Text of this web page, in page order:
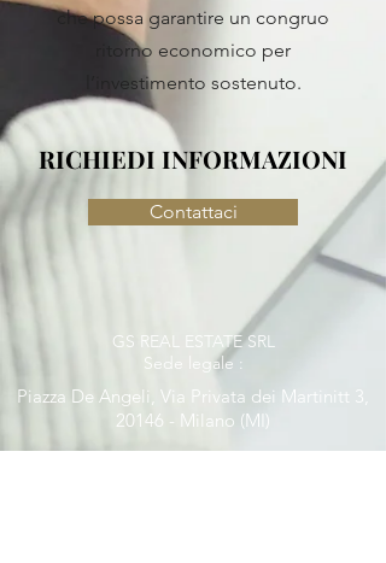
che possa garantire un congruo
ritorno economico per
l’investimento sostenuto.
RICHIEDI INFORMAZIONI
Contattaci
GS REAL ESTATE SRL
Sede legale :
Piazza De Angeli, Via Privata dei Martinitt 3,
20146 - Milano (MI)
Tel. 0248517523